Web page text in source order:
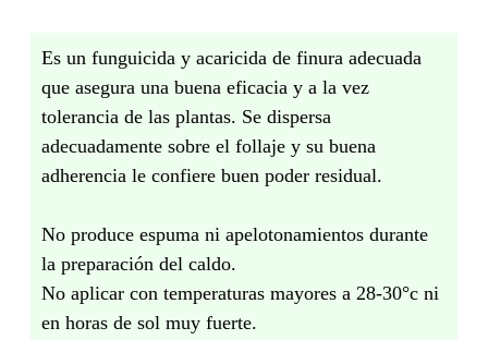
Es un funguicida y acaricida de finura adecuada
que asegura una buena eficacia y a la vez
tolerancia de las plantas. Se dispersa
adecuadamente sobre el follaje y su buena
adherencia le confiere buen poder residual.
No produce espuma ni apelotonamientos durante
la preparación del caldo.
No aplicar con temperaturas mayores a 28-30°c ni
en horas de sol muy fuerte.